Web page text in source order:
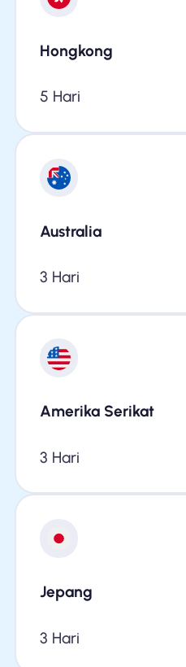
Hongkong
5 Hari
Australia
3 Hari
Amerika Serikat
3 Hari
Jepang
3 Hari